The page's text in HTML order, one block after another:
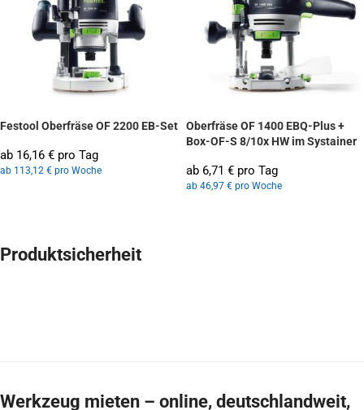
Festool Oberfräse OF 2200 EB-Set
ab 16,16 € pro Tag
ab 113,12 € pro Woche
Oberfräse OF 1400 EBQ-Plus +
Box-OF-S 8/10x HW im Systainer
ab 6,71 € pro Tag
ab 46,97 € pro Woche
Produktsicherheit
Werkzeug mieten – online, deutschlandweit,